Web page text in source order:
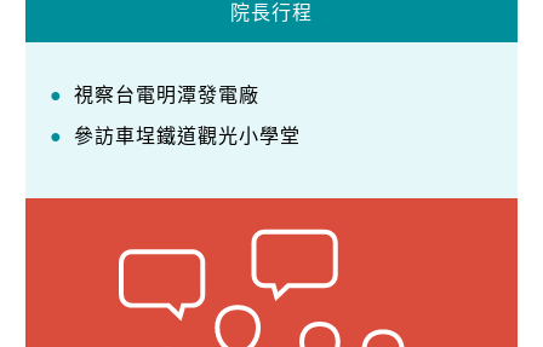
院長行程
視察台電明潭發電廠
參訪車埕鐵道觀光小學堂